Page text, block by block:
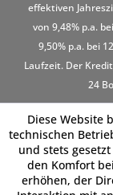
effektiven
von 9,48% p.a.
9,50% p.a. bei
Laufzeit. Der
24
Diese Website
technischen
und stets
den Komfort
erhöhen, der